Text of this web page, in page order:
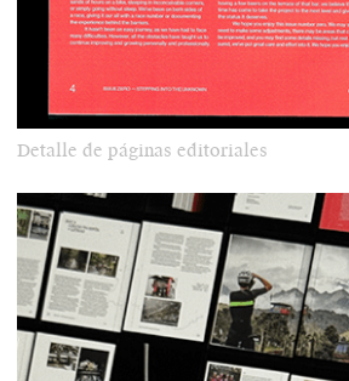
Detalle de páginas editoriales